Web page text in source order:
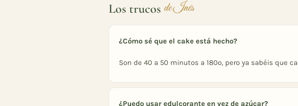
Los trucos de Inés
¿Cómo sé que el cake está hecho?
Son de 40 a 50 minutos a 180º, pero ya sabéis que
¿Puedo usar edulcorante en vez de azúcar?